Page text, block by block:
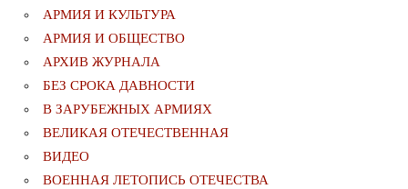
АРМИЯ И КУЛЬТУРА
АРМИЯ И ОБЩЕСТВО
АРХИВ ЖУРНАЛА
БЕЗ СРОКА ДАВНОСТИ
В ЗАРУБЕЖНЫХ АРМИЯХ
ВЕЛИКАЯ ОТЕЧЕСТВЕННАЯ
ВИДЕО
ВОЕННАЯ ЛЕТОПИСЬ ОТЕЧЕСТВА